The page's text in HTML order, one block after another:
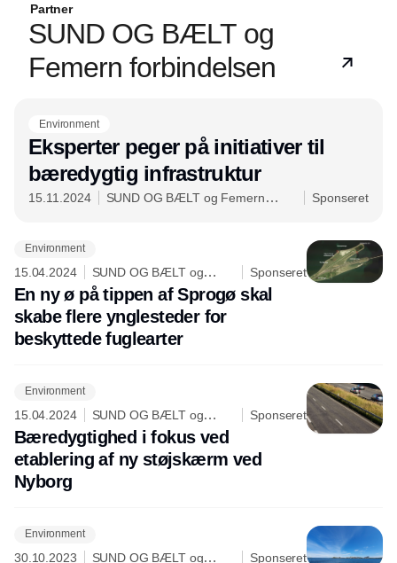
Partner
SUND OG BÆLT og
Femern forbindelsen
Environment
Eksperter peger på initiativer til
bæredygtig infrastruktur
15.11.2024
SUND OG BÆLT og Femern
Sponseret
Environment
15.04.2024
SUND OG BÆLT og
Femern forbindelsen
Sponseret
En ny ø på tippen af Sprogø skal
skabe flere ynglesteder for
beskyttede fuglearter
Environment
15.04.2024
SUND OG BÆLT og
Femern forbindelsen
Sponseret
Bæredygtighed i fokus ved
etablering af ny støjskærm ved
Nyborg
Environment
30.10.2023
SUND OG BÆLT og
Sponseret